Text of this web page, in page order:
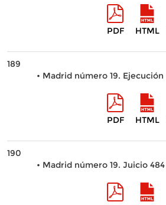
PDF HTML
189
• Madrid número 19. Ejecución
PDF HTML
190
• Madrid número 19. Juicio 484